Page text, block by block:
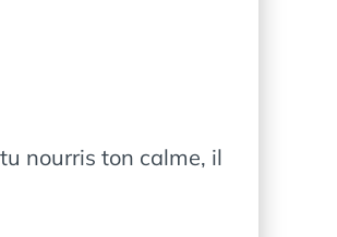
nourris ton calme, il